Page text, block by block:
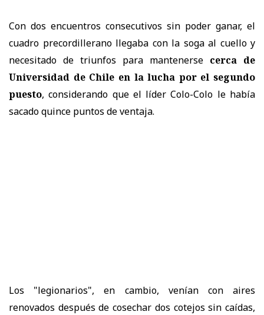
Con dos encuentros consecutivos sin poder ganar, el
cuadro precordillerano llegaba con la soga al cuello y
necesitado de triunfos para mantenerse cerca de
Universidad de Chile en la lucha por el segundo
puesto, considerando que el líder Colo-Colo le había
sacado quince puntos de ventaja.
Los "legionarios", en cambio, venían con aires
renovados después de cosechar dos cotejos sin caídas,